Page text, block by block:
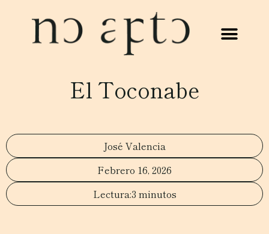
El Toconabe
José Valencia
Febrero 16, 2026
3 minutos